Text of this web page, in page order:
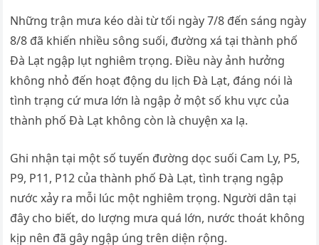
Những trận mưa kéo dài từ tối ngày 7/8 đến sáng ngày
8/8 đã khiến nhiều sông suối, đường xá tại thành phố
Đà Lạt ngập lụt nghiêm trọng. Điều này ảnh hưởng
không nhỏ đến hoạt động du lịch Đà Lạt, đáng nói là
tình trạng cứ mưa lớn là ngập ở một số khu vực của
thành phố Đà Lạt không còn là chuyện xa lạ.
Ghi nhận tại một số tuyến đường dọc suối Cam Ly, P5,
P9, P11, P12 của thành phố Đà Lạt, tình trạng ngập
nước xảy ra mỗi lúc một nghiêm trọng. Người dân tại
đây cho biết, do lượng mưa quá lớn, nước thoát không
kịp nên đã gây ngập úng trên diện rộng.